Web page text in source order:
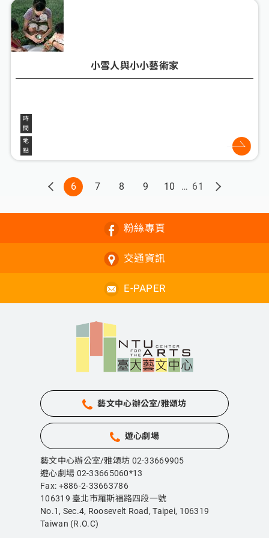
小雪人與小小藝術家
6 7 8 9 10 61
粉絲專頁
交通資訊
E-PAPER
藝文中心辦公室/雅頌坊
遊心劇場
藝文中心辦公室/雅頌坊 02-33669905
遊心劇場 02-33665060*13
Fax: +886-2-33663786
106319 臺北市羅斯福路四段一號
No.1, Sec.4, Roosevelt Road, Taipei, 106319
Taiwan (R.O.C)